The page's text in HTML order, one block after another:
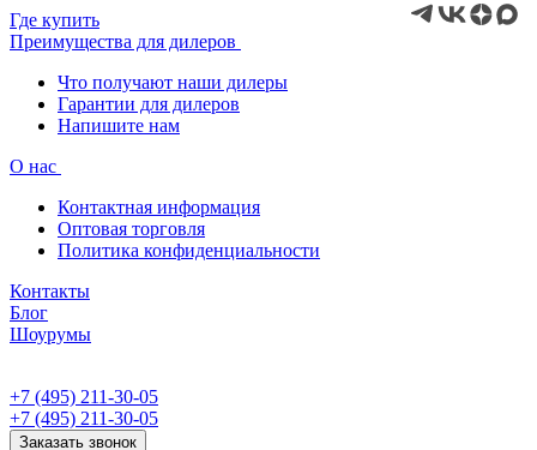
Где купить
Преимущества для дилеров
Что получают наши дилеры
Гарантии для дилеров
Напишите нам
О нас
Контактная информация
Оптовая торговля
Политика конфиденциальности
Контакты
Блог
Шоурумы
+7 (495) 211-30-05
+7 (495) 211-30-05
Заказать звонок